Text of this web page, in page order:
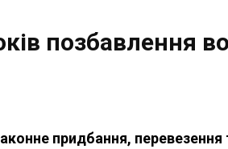
позбавлення
придбання, перевезення